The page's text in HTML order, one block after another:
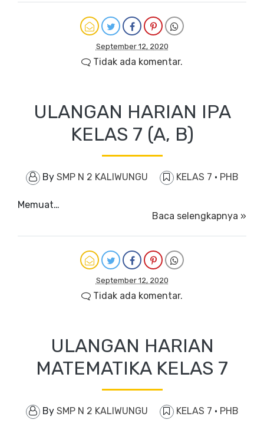
September 12, 2020
Tidak ada komentar.
ULANGAN HARIAN IPA
KELAS 7 (A, B)
By SMP N 2 KALIWUNGU KELAS 7 · PHB
Memuat…
Baca selengkapnya »
September 12, 2020
Tidak ada komentar.
ULANGAN HARIAN
MATEMATIKA KELAS 7
By SMP N 2 KALIWUNGU KELAS 7 · PHB